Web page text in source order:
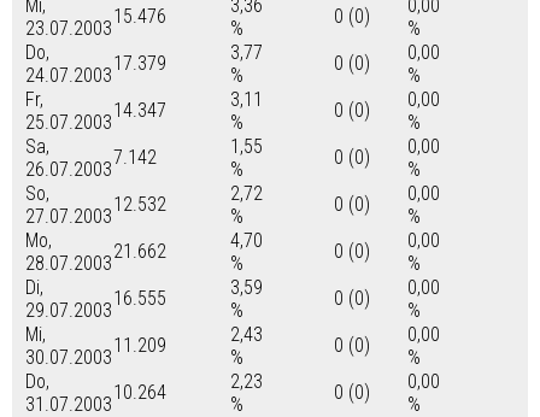
Mi,
23.07.2003
15.476
3,36
%
0 (0)
0,00
%
Do,
24.07.2003
17.379
3,77
%
0 (0)
0,00
%
Fr,
25.07.2003
14.347
3,11
%
0 (0)
0,00
%
Sa,
26.07.2003
7.142
1,55
%
0 (0)
0,00
%
So,
27.07.2003
12.532
2,72
%
0 (0)
0,00
%
Mo,
28.07.2003
21.662
4,70
%
0 (0)
0,00
%
Di,
29.07.2003
16.555
3,59
%
0 (0)
0,00
%
Mi,
30.07.2003
11.209
2,43
%
0 (0)
0,00
%
Do,
31.07.2003
10.264
2,23
%
0 (0)
0,00
%